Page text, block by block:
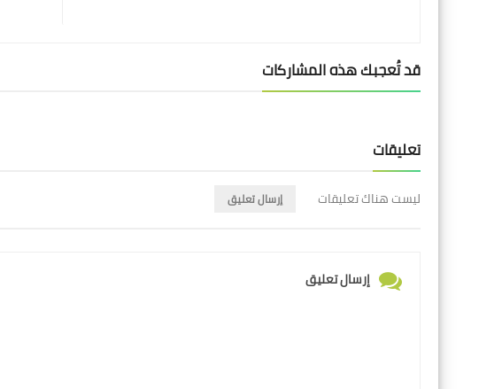
قد تُعجبك هذه المشاركات
تعليقات
ليست هناك تعليقات إرسال تعليق
إرسال تعليق